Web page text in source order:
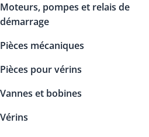
Moteurs, pompes et relais de
démarrage
Pièces mécaniques
Pièces pour vérins
Vannes et bobines
Vérins